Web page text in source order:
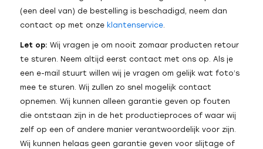
(een deel van) de bestelling is beschadigd, neem dan
contact op met onze klantenservice.
Let op: Wij vragen je om nooit zomaar producten retour
te sturen. Neem altijd eerst contact met ons op. Als je
een e-mail stuurt willen wij je vragen om gelijk wat foto’s
mee te sturen. Wij zullen zo snel mogelijk contact
opnemen. Wij kunnen alleen garantie geven op fouten
die ontstaan zijn in de het productieproces of waar wij
zelf op een of andere manier verantwoordelijk voor zijn.
Wij kunnen helaas geen garantie geven voor slijtage of